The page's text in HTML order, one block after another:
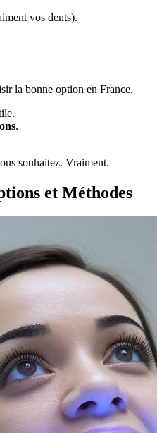
vos dents).
la bonne option en France.
.
souhaitez. Vraiment.
et Méthodes